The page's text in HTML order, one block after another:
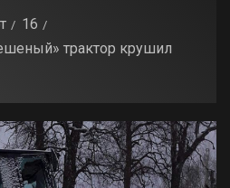
16
трактор крушил